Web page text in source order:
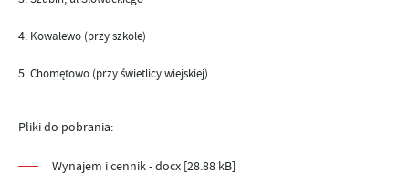
Kowalewo (przy szkole)
Chomętowo (przy świetlicy wiejskiej)
Pliki do pobrania:
Wynajem i cennik - docx [28.88 kB]